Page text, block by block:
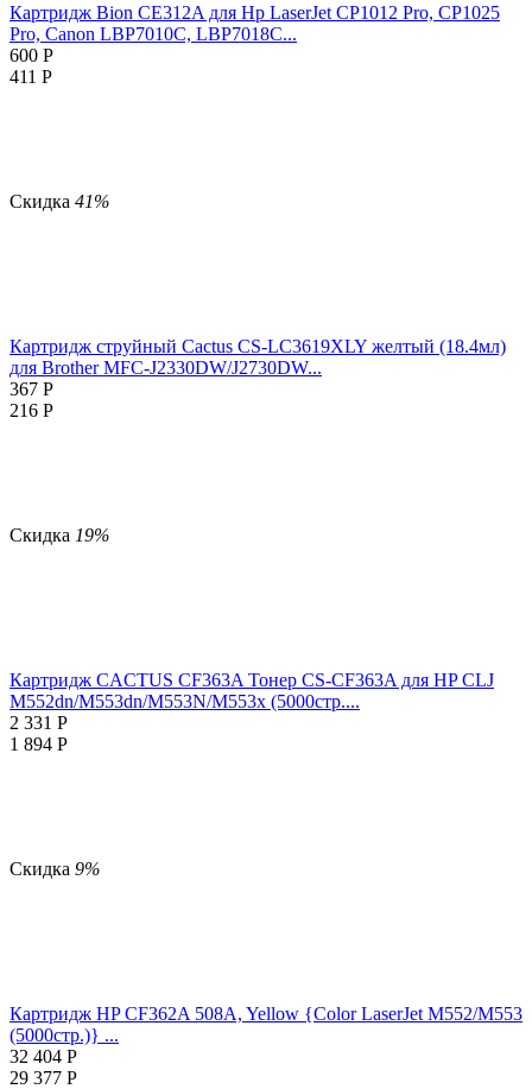
Картридж Bion CE312A для Hp LaserJet CP1012 Pro, CP1025
Pro, Canon LBP7010C, LBP7018C...
600 Р
411 Р
Скидка 41%
Картридж струйный Cactus CS-LC3619XLY желтый (18.4мл)
для Brother MFC-J2330DW/J2730DW...
367 Р
216 Р
Скидка 19%
Картридж CACTUS CF363A Тонер CS-CF363A для HP CLJ
M552dn/M553dn/M553N/M553x (5000стр....
2 331 Р
1 894 Р
Скидка 9%
Картридж HP CF362A 508A, Yellow {Color LaserJet M552/M553
(5000стр.)} ...
32 404 Р
29 377 Р